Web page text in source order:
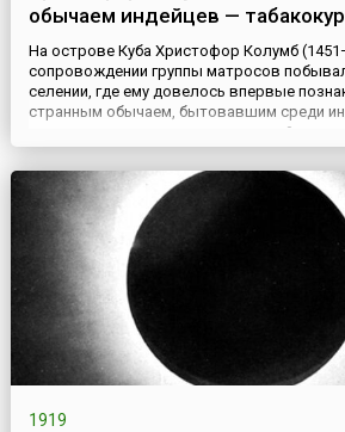
обычаем индейцев —
На острове Куба Христофор Колумб
сопровождении группы матросов
селении, где ему довелось впервые
странным обычаем, бытовавшим среди
держали во рту скатанные из какой-то
одного конца трубки, которые они
от времени выпускали из носа
Так европейцы впервые познак...
1919